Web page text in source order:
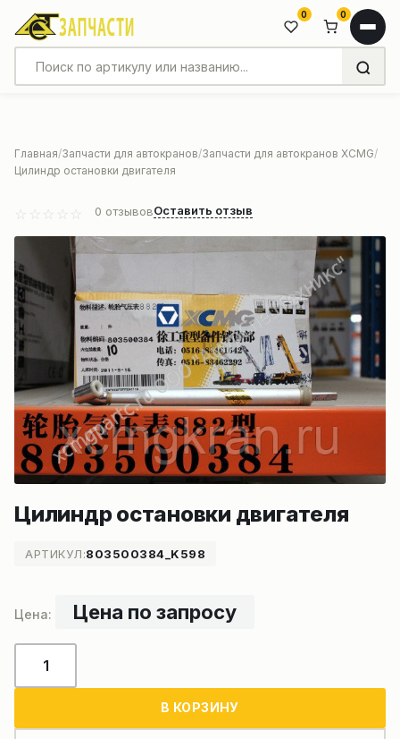
0 0
Главная Запчасти для автокранов Запчасти для автокранов XCMG
Цилиндр остановки двигателя
0 отзывовОставить отзыв
Цилиндр остановки двигателя
АРТИКУЛ:803500384_K598
Цена по запросу
товара
В КОРЗИНУ